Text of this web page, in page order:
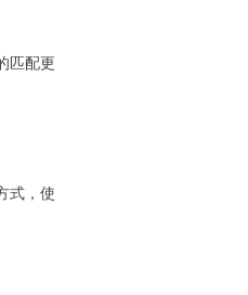
匹配更
式，使